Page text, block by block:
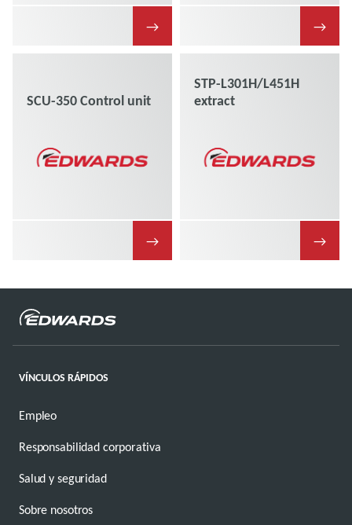
→ →
SCU-350 Control unit
→
STP-L301H/L451H
extract
→
VÍNCULOS RÁPIDOS
Empleo
Responsabilidad corporativa
Salud y seguridad
Sobre nosotros